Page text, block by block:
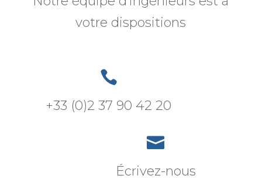
votre dispositions

+33 (0)2 37 90 42 20

Écrivez-nous